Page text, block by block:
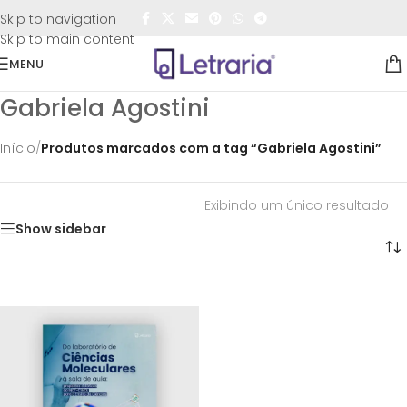
Skip to navigation
Skip to main content
FRETE GRÁTIS
MENU
Gabriela Agostini
Início/Produtos marcados com a tag “Gabriela Agostini”
Show sidebar
Exibindo um único resultado